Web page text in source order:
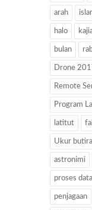
arah
halo
bulan
Drone
Remote
Program
latitut
Ukur
astronimi
proses data
penjagaan